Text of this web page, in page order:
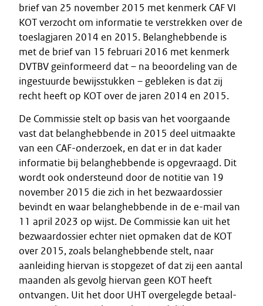
brief van 25 november 2015 met kenmerk CAF VI
KOT verzocht om informatie te verstrekken over de
toeslagjaren 2014 en 2015. Belanghebbende is
met de brief van 15 februari 2016 met kenmerk
DVTBV geïnformeerd dat – na beoordeling van de
ingestuurde bewijsstukken – gebleken is dat zij
recht heeft op KOT over de jaren 2014 en 2015.
De Commissie stelt op basis van het voorgaande
vast dat belanghebbende in 2015 deel uitmaakte
van een CAF-onderzoek, en dat er in dat kader
informatie bij belanghebbende is opgevraagd. Dit
wordt ook ondersteund door de notitie van 19
november 2015 die zich in het bezwaardossier
bevindt en waar belanghebbende in de e-mail van
11 april 2023 op wijst. De Commissie kan uit het
bezwaardossier echter niet opmaken dat de KOT
over 2015, zoals belanghebbende stelt, naar
aanleiding hiervan is stopgezet of dat zij een aantal
maanden als gevolg hiervan geen KOT heeft
ontvangen. Uit het door UHT overgelegde betaal-